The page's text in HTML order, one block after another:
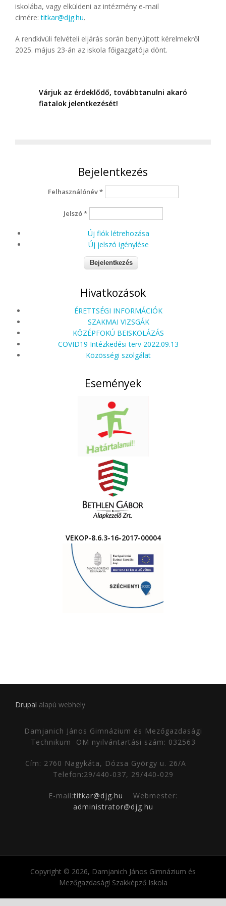
iskolába, vagy elküldeni az intézmény e-mail
címére:titkar@djg.hu.
A rendkívüli felvételi eljárás során benyújtott kérelmekről
2025. május 23-án az iskola főigazgatója dönt.
Várjuk az érdeklődő, továbbtanulni akaró
fiatalok jelentkezését!
Bejelentkezés
Felhasználónév*
Jelszó*
Új fiók létrehozása
Új jelszó igénylése
Hivatkozások
ÉRETTSÉGI INFORMÁCIÓK
SZAKMAI VIZSGÁK
KÖZÉPFOKÚ BEISKOLÁZÁS
COVID19 Intézkedési terv 2022.09.13
Közösségi szolgálat
Események
VEKOP-8.6.3-16-2017-00004
Drupal alapú webhely
Damjanich János Gimnázium és Mezőgazdasági
Technikum
OM nyilvántartási szám: 032563
Cím: 2760 Nagykáta, Dózsa György u. 26/A
Telefon:29/440-037, 29/440-029
E-mail:titkar@djg.hu
Webmester:
administrator@djg.hu
Copyright © 2026, Damjanich János Gimnázium és
Mezőgazdasági Szakképző Iskola